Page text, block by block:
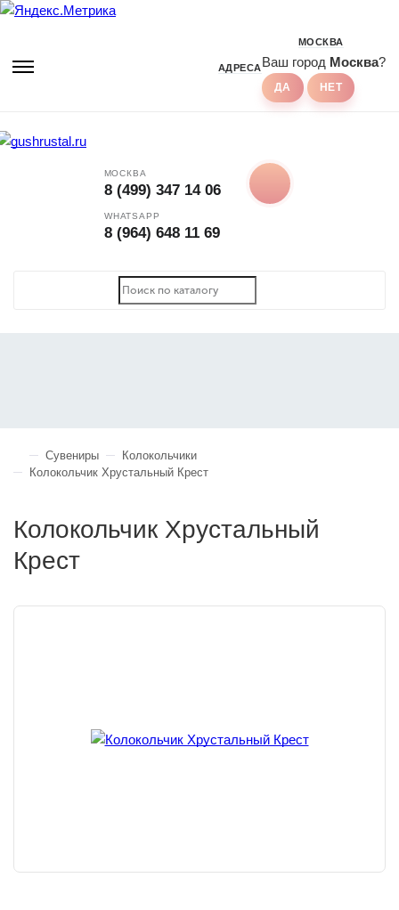
АДРЕСА
МОСКВА
Ваш город Москва?
МОСКВА
8 (499) 347 14 06
WHATSAPP
8 (964) 648 11 69
Сувениры
Колокольчики
Колокольчик Хрустальный Крест
Колокольчик Хрустальный
Крест